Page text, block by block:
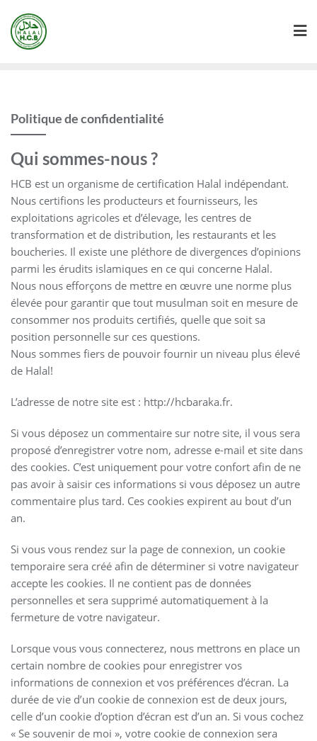
Politique de confidentialité
Qui sommes-nous ?
HCB est un organisme de certification Halal indépendant.
Nous certifions les producteurs et fournisseurs, les
exploitations agricoles et d’élevage, les centres de
transformation et de distribution, les restaurants et les
boucheries. Il existe une pléthore de divergences d’opinions
parmi les érudits islamiques en ce qui concerne Halal.
Nous nous efforçons de mettre en œuvre une norme plus
élevée pour garantir que tout musulman soit en mesure de
consommer nos produits certifiés, quelle que soit sa
position personnelle sur ces questions.
Nous sommes fiers de pouvoir fournir un niveau plus élevé
de Halal!
L’adresse de notre site est : http://hcbaraka.fr.
Si vous déposez un commentaire sur notre site, il vous sera
proposé d’enregistrer votre nom, adresse e-mail et site dans
des cookies. C’est uniquement pour votre confort afin de ne
pas avoir à saisir ces informations si vous déposez un autre
commentaire plus tard. Ces cookies expirent au bout d’un
an.
Si vous vous rendez sur la page de connexion, un cookie
temporaire sera créé afin de déterminer si votre navigateur
accepte les cookies. Il ne contient pas de données
personnelles et sera supprimé automatiquement à la
fermeture de votre navigateur.
Lorsque vous vous connecterez, nous mettrons en place un
certain nombre de cookies pour enregistrer vos
informations de connexion et vos préférences d’écran. La
durée de vie d’un cookie de connexion est de deux jours,
celle d’un cookie d’option d’écran est d’un an. Si vous cochez
« Se souvenir de moi », votre cookie de connexion sera